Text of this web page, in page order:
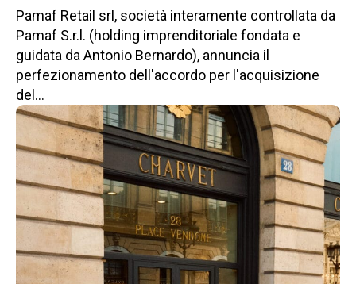
Pamaf Retail srl, società interamente controllata da
Pamaf S.r.l. (holding imprenditoriale fondata e
guidata da Antonio Bernardo), annuncia il
perfezionamento dell'accordo per l'acquisizione
del...